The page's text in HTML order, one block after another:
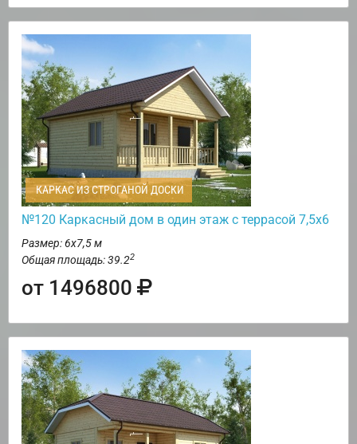
КАРКАС ИЗ СТРОГАНОЙ ДОСКИ
№120 Каркасный дом в один этаж с террасой 7,5х6
Размер: 6х7,5 м
Общая площадь: 39.22
от 1496800